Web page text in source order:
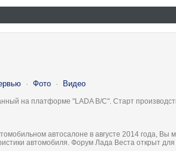
· Фото · Видео
на платформе "LADA B/C". Старт
автосалоне в августе 2014 года,
автомобиля. Форум Лада Веста открыт